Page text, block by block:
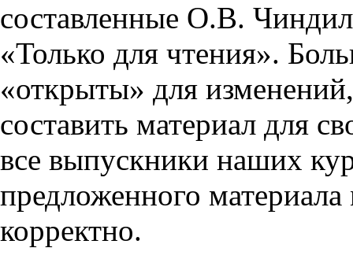
составленные О.В.
«Только для чтения».
«открыты» для
составить материал для
все выпускники наших
предложенного
корректно.